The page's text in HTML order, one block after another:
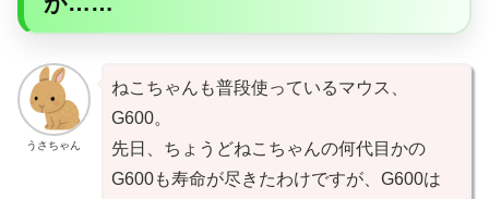
うさちゃん
ねこちゃんも普段使っているマウス、
G600。
先日、ちょうどねこちゃんの何代目かの
G600も寿命が尽きたわけですが、G600は